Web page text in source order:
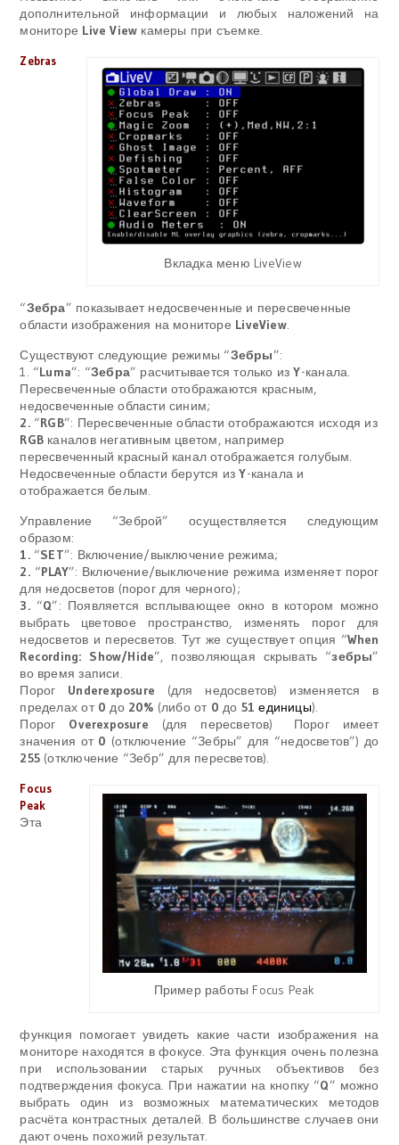
дополнительной информации и любых наложений на
мониторе Live View камеры при съемке.
Вкладка меню LiveView
Zebras
“Зебра” показывает недосвеченные и пересвеченные
области изображения на мониторе LiveView.
Существуют следующие режимы “Зебры”:
1. “Luma”: “Зебра” расчитывается только изY-канала.
Пересвеченные области отображаются красным,
недосвеченные области синим;
2.“RGB”: Пересвеченные области отображаются исходя из
RGB каналов негативным цветом, например
пересвеченный красный канал отображается голубым.
Недосвеченные области берутся изY-канала и
отображается белым.
Управление “Зеброй” осуществляется следующим
образом:
1. “SET”: Включение/выключение режима;
2. “PLAY”: Включение/выключение режима изменяет порог
для недосветов (порог для черного);
3.“Q”: Появляется всплывающее окно в котором можно
выбрать цветовое пространство, изменять порог для
недосветов и пересветов. Тут же существует опция “When
Recording: Show/Hide”, позволяющая скрывать “зебры”
во время записи.
Порог Underexposure (для недосветов) изменяется в
пределах от 0 до 20% (либо от 0 до 51 единицы).
Порог Overexposure (для пересветов) Порог имеет
значения от 0 (отключение “Зебры” для “недосветов”) до
255 (отключение “Зебр” для пересветов).
Пример работы Focus Peak
Focus
Peak
Эта
функция помогает увидеть какие части изображения на
мониторе находятся в фокусе. Эта функция очень полезна
при использовании старых ручных объективов без
подтверждения фокуса. При нажатии на кнопку “Q” можно
выбрать один из возможных математических методов
расчёта контрастных деталей. В большинстве случаев они
дают очень похожий результат.